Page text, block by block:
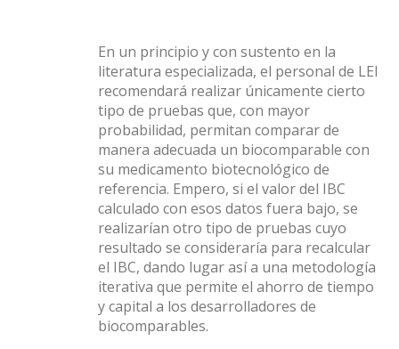
En un principio y con sustento en la
literatura especializada, el personal de LEI
recomendará realizar únicamente cierto
tipo de pruebas que, con mayor
probabilidad, permitan comparar de
manera adecuada un biocomparable con
su medicamento biotecnológico de
referencia. Empero, si el valor del IBC
calculado con esos datos fuera bajo, se
realizarían otro tipo de pruebas cuyo
resultado se consideraría para recalcular
el IBC, dando lugar así a una metodología
iterativa que permite el ahorro de tiempo
y capital a los desarrolladores de
biocomparables.